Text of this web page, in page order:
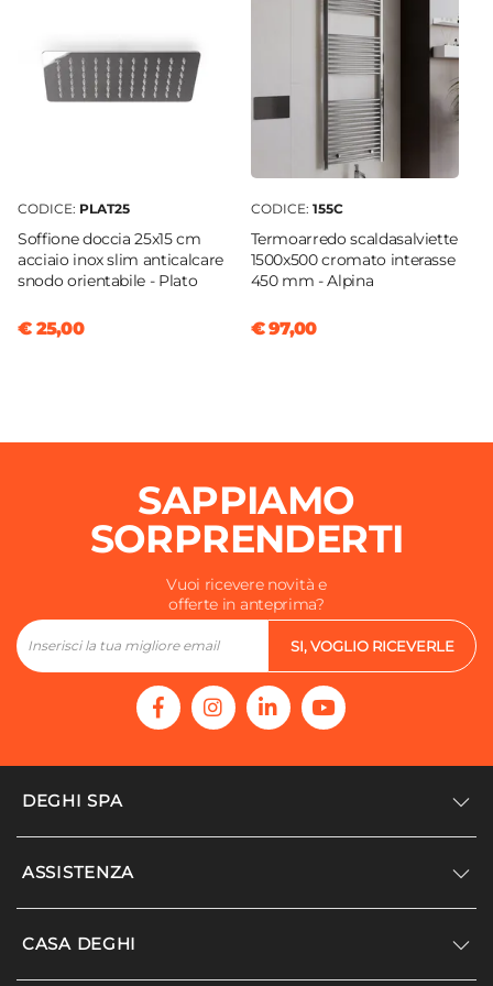
CODICE: PLAT25
Soffione doccia 25x15 cm
acciaio inox slim anticalcare
snodo orientabile - Plato
€ 25,00
CODICE: 155C
Termoarredo scaldasalviette
1500x500 cromato interasse
450 mm - Alpina
€ 97,00
SAPPIAMO
SORPRENDERTI
Vuoi ricevere novità e
offerte in anteprima?
SI, VOGLIO RICEVERLE
DEGHI SPA
Accedi/Registrati
ASSISTENZA
Supporto
CASA DEGHI